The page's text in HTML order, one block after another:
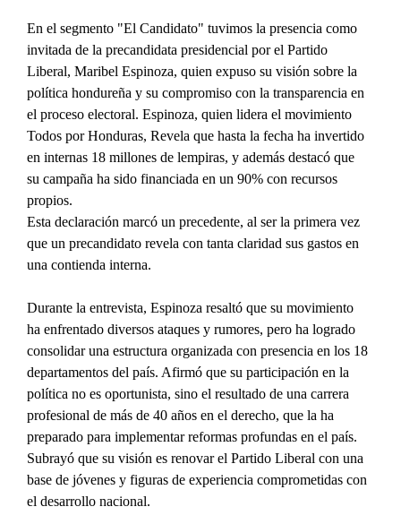
En el segmento "El Candidato" tuvimos la presencia como
invitada de la precandidata presidencial por el Partido
Liberal, Maribel Espinoza, quien expuso su visión sobre la
política hondureña y su compromiso con la transparencia en
el proceso electoral. Espinoza, quien lidera el movimiento
Todos por Honduras, Revela que hasta la fecha ha invertido
en internas 18 millones de lempiras, y además destacó que
su campaña ha sido financiada en un 90% con recursos
propios.
Esta declaración marcó un precedente, al ser la primera vez
que un precandidato revela con tanta claridad sus gastos en
una contienda interna.
Durante la entrevista, Espinoza resaltó que su movimiento
ha enfrentado diversos ataques y rumores, pero ha logrado
consolidar una estructura organizada con presencia en los 18
departamentos del país. Afirmó que su participación en la
política no es oportunista, sino el resultado de una carrera
profesional de más de 40 años en el derecho, que la ha
preparado para implementar reformas profundas en el país.
Subrayó que su visión es renovar el Partido Liberal con una
base de jóvenes y figuras de experiencia comprometidas con
el desarrollo nacional.